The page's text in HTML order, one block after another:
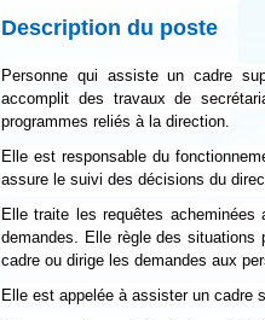
Description du poste
Personne qui assiste un cadre
accomplit des travaux de
programmes reliés à la direction.
Elle est responsable du
assure le suivi des décisions du
Elle traite les requêtes acheminées
demandes. Elle règle des situations
cadre ou dirige les demandes aux
Elle est appelée à assister un cadre